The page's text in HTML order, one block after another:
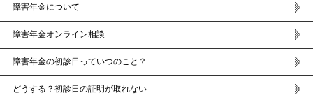
障害年金について
障害年金オンライン相談
障害年金の初診日っていつのこと？
どうする？初診日の証明が取れない